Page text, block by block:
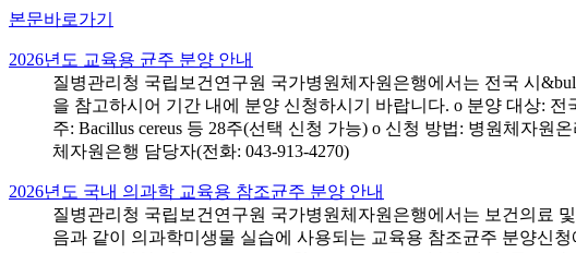
본문바로가기
2026년도 교육용 균주 분양 안내
질병관리청 국립보건연구원 국가병원체자원은행에서는 전국 시
을 참고하시어 기간 내에 분양 신청하시기 바랍니다. o 분양 대상: 전
주: Bacillus cereus 등 28주(선택 신청 가능) o 신청 방법: 병원체자
체자원은행 담당자(전화: 043-913-4270)
2026년도 국내 의과학 교육용 참조균주 분양 안내
질병관리청 국립보건연구원 국가병원체자원은행에서는 보건의료
음과 같이 의과학미생물 실습에 사용되는 교육용 참조균주 분양신